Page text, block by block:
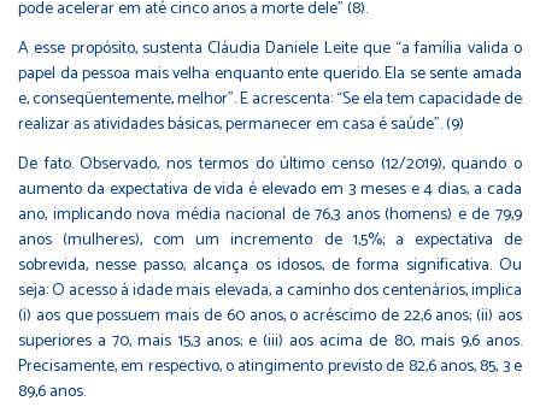
pode acelerar em até cinco anos a morte dele” (8).
A esse propósito, sustenta Cláudia Daniele Leite que “a família valida o
papel da pessoa mais velha enquanto ente querido. Ela se sente amada
e, conseqüentemente, melhor”. E acrescenta: “Se ela tem capacidade de
realizar as atividades básicas, permanecer em casa é saúde”. (9)
De fato. Observado, nos termos do último censo (12/2019), quando o
aumento da expectativa de vida é elevado em 3 meses e 4 dias, a cada
ano, implicando nova média nacional de 76,3 anos (homens) e de 79,9
anos (mulheres), com um incremento de 1,5%; a expectativa de
sobrevida, nesse passo, alcança os idosos, de forma significativa. Ou
seja: O acesso à idade mais elevada, a caminho dos centenários, implica
(i) aos que possuem mais de 60 anos, o acréscimo de 22,6 anos; (ii) aos
superiores a 70, mais 15,3 anos; e (iii) aos acima de 80, mais 9,6 anos.
Precisamente, em respectivo, o atingimento previsto de 82,6 anos, 85, 3 e
89,6 anos.